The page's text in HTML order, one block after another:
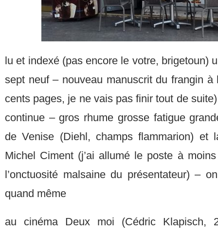
lu et indexé (pas encore le votre, brigetoun)
sept neuf – nouveau manuscrit du frangin
cents pages, je ne vais pas finir tout de
continue – gros rhume grosse fatigue
de Venise (Diehl, champs flammarion) et
Michel Ciment (j’ai allumé le poste à
l’onctuosité malsaine du présentateur) –
quand même
au cinéma Deux moi (Cédric Klapisch,